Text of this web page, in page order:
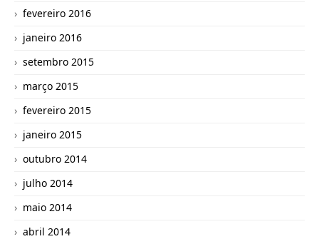
fevereiro 2016
janeiro 2016
setembro 2015
março 2015
fevereiro 2015
janeiro 2015
outubro 2014
julho 2014
maio 2014
abril 2014